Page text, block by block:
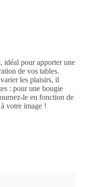
idéal pour apporter une
de vos tables.
les plaisirs, il
: pour une bougie
le en fonction de
votre image !